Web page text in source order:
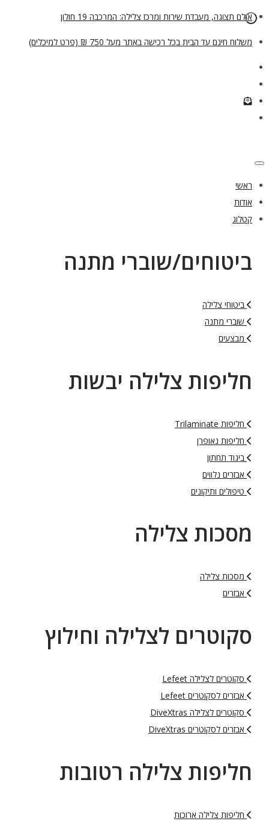
אולם תצוגה, מעבדת שירות ומרכז צלילה: המרכבה 19 חולון
משלוח חינם עד הבית בכל רכישה באתר מעל 750 ₪ (פרט למיכלים)
ראשי
אודות
קטלוג
ביטוחים/שוברי מתנה
ביטוחי צלילה
שוברי מתנה
מבצעים
חליפות צלילה יבשות
חליפות Trilaminate
חליפות נאופרן
ביגוד תחתון
אבזרים נלווים
טיפולים ותיקונים
מסכות צלילה
מסכות צלילה
אבזרים
סקוטרים לצלילה וחילוץ
סקוטרים לצלילה Lefeet
אבזרים לסקוטרים Lefeet
סקוטרים לצלילה DiveXtras
אבזרים לסקוטרים DiveXtras
חליפות צלילה רטובות
חליפות צלילה ארוכות